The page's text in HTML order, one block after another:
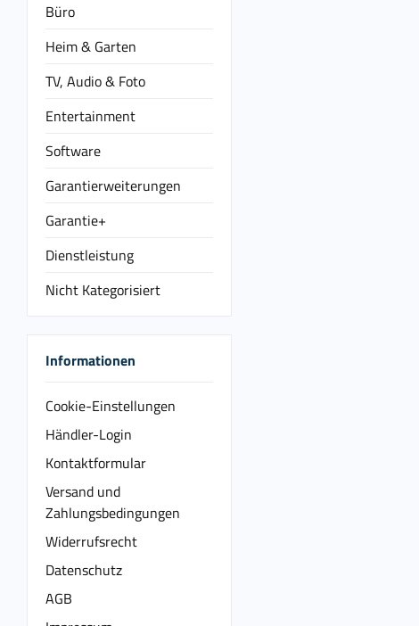
Büro
Heim & Garten
TV, Audio & Foto
Entertainment
Software
Garantierweiterungen
Garantie+
Dienstleistung
Nicht Kategorisiert
Informationen
Cookie-Einstellungen
Händler-Login
Kontaktformular
Versand und
Zahlungsbedingungen
Widerrufsrecht
Datenschutz
AGB